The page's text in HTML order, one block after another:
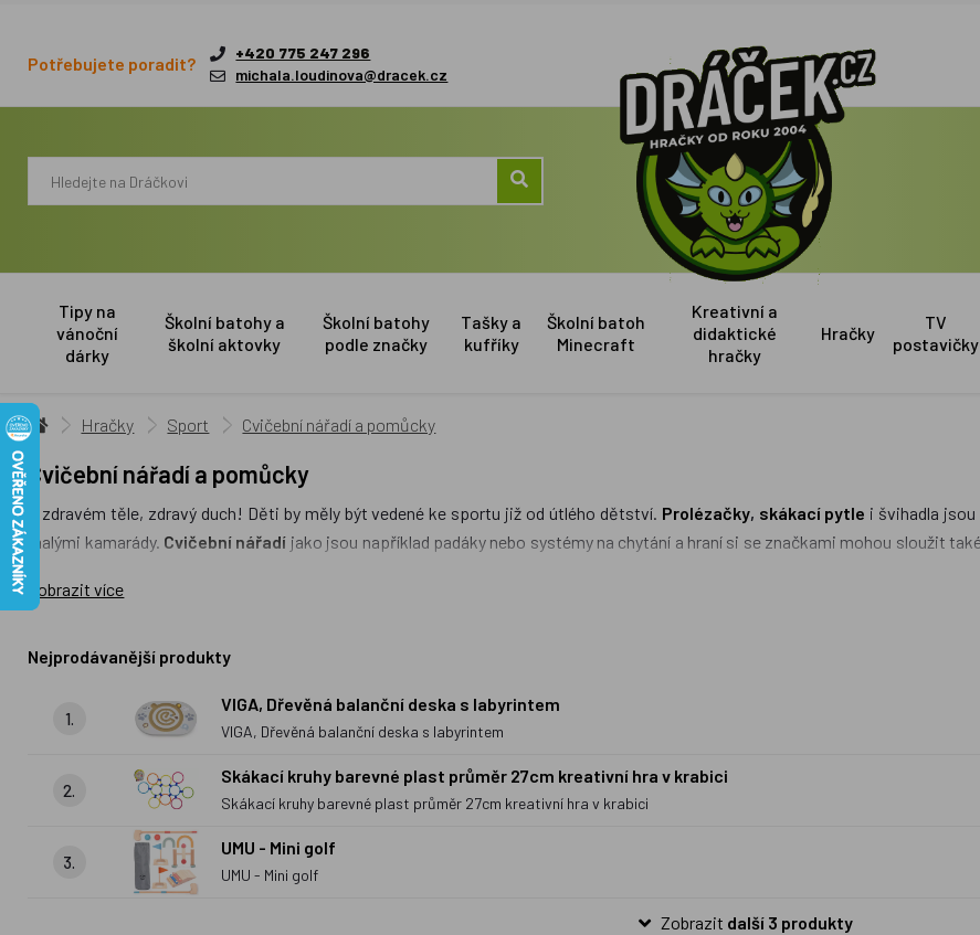
Potřebujete poradit?
+420 775 247 296
michala.loudinova@dracek.cz
Tipy na
vánoční
dárky
Školní batohy a
školní aktovky
Školní batohy
podle značky
Tašky a
kufříky
Školní batoh
Minecraft
Kreativní a
didaktické
hračky
Hračky
TV
postavičky
Hračky Sport Cvičební nářadí a pomůcky
Cvičební nářadí a pomůcky
V zdravém těle, zdravý duch! Děti by měly být vedené ke sportu již od útlého dětství. Prolézačky, skákací pytle i švihadla
malými kamarády. Cvičební nářadí jako jsou například padáky nebo systémy na chytání a hraní si se značkami mohou sloužit
motoriku. Pohybové aktivity v útlém věku u dětí vytváří pozitivní vztah ke sportu.
Zobrazit více
Nejprodávanější produkty
1.
VIGA, Dřevěná balanční deska s labyrintem
VIGA, Dřevěná balanční deska s labyrintem
2.
Skákací kruhy barevné plast průměr 27cm kreativní hra v krabici
Skákací kruhy barevné plast průměr 27cm kreativní hra v krabici
3.
UMU - Mini golf
UMU - Mini golf
Zobrazit další 3 produkty